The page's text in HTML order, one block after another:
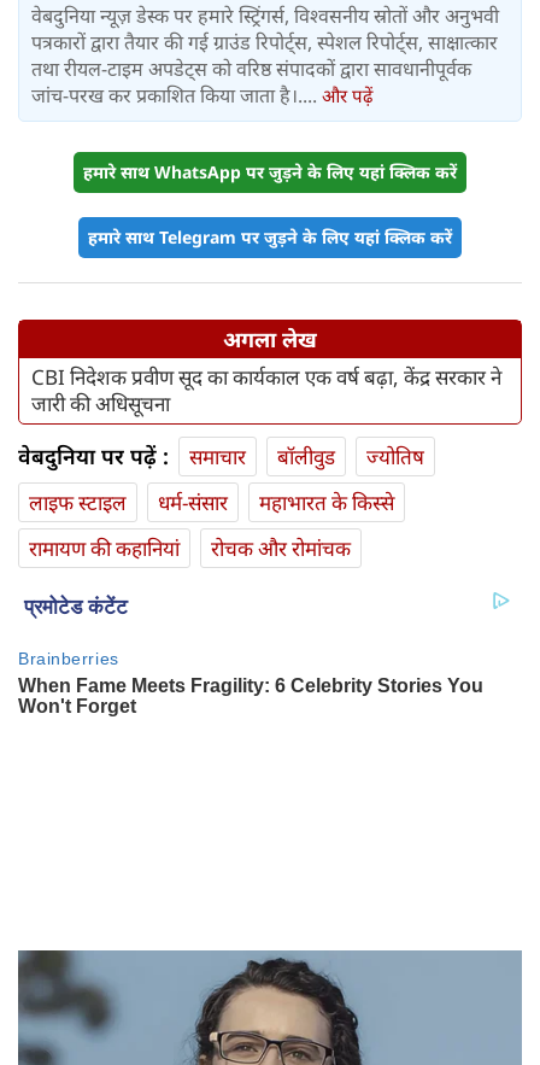
वेबदुनिया न्यूज़ डेस्क पर हमारे स्ट्रिंगर्स, विश्वसनीय स्रोतों और अनुभवी
पत्रकारों द्वारा तैयार की गई ग्राउंड रिपोर्ट्स, स्पेशल रिपोर्ट्स, साक्षात्कार
तथा रीयल-टाइम अपडेट्स को वरिष्ठ संपादकों द्वारा सावधानीपूर्वक
जांच-परख कर प्रकाशित किया जाता है।.... और पढ़ें
हमारे साथ WhatsApp पर जुड़ने के लिए यहां क्लिक करें
हमारे साथ Telegram पर जुड़ने के लिए यहां क्लिक करें
अगला लेख
CBI निदेशक प्रवीण सूद का कार्यकाल एक वर्ष बढ़ा, केंद्र सरकार ने
जारी की अधिसूचना
वेबदुनिया पर पढ़ें : समाचार बॉलीवुड
ज्योतिष
लाइफ स्‍टाइल
धर्म-संसार
महाभारत के किस्से
रामायण की कहानियां
रोचक और रोमांचक